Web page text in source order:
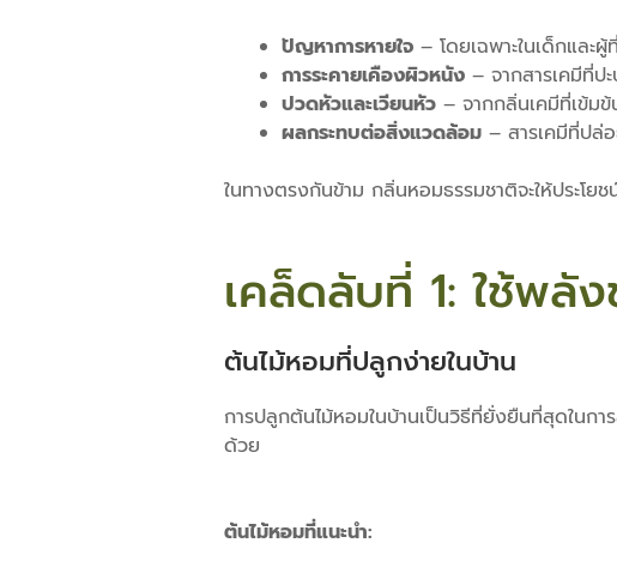
ปัญหาการหายใจ – โดยเฉพาะในเด็กและ
การระคายเคืองผิวหนัง – จากสารเคมีที่ป
ปวดหัวและเวียนหัว – จากกลิ่นเคมีที่เข้มข้
ผลกระทบต่อสิ่งแวดล้อม – สารเคมีที่ปล่
ในทางตรงกันข้าม กลิ่นหอมธรรมชาติจะให้ประ
เคล็ดลับที่ 1: ใช้พลั
ต้นไม้หอมที่ปลูกง่ายในบ้าน
การปลูกต้นไม้หอมในบ้านเป็นวิธีที่ยั่งยืนที่สุดในก
ด้วย
ต้นไม้หอมที่แนะนำ: